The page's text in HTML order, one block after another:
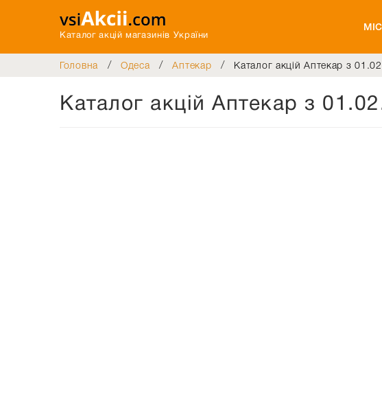
Каталог акцій магазинів України
Головна / Одеса / Аптекар / Каталог акцій Аптекар з
Каталог акцій Аптекар з